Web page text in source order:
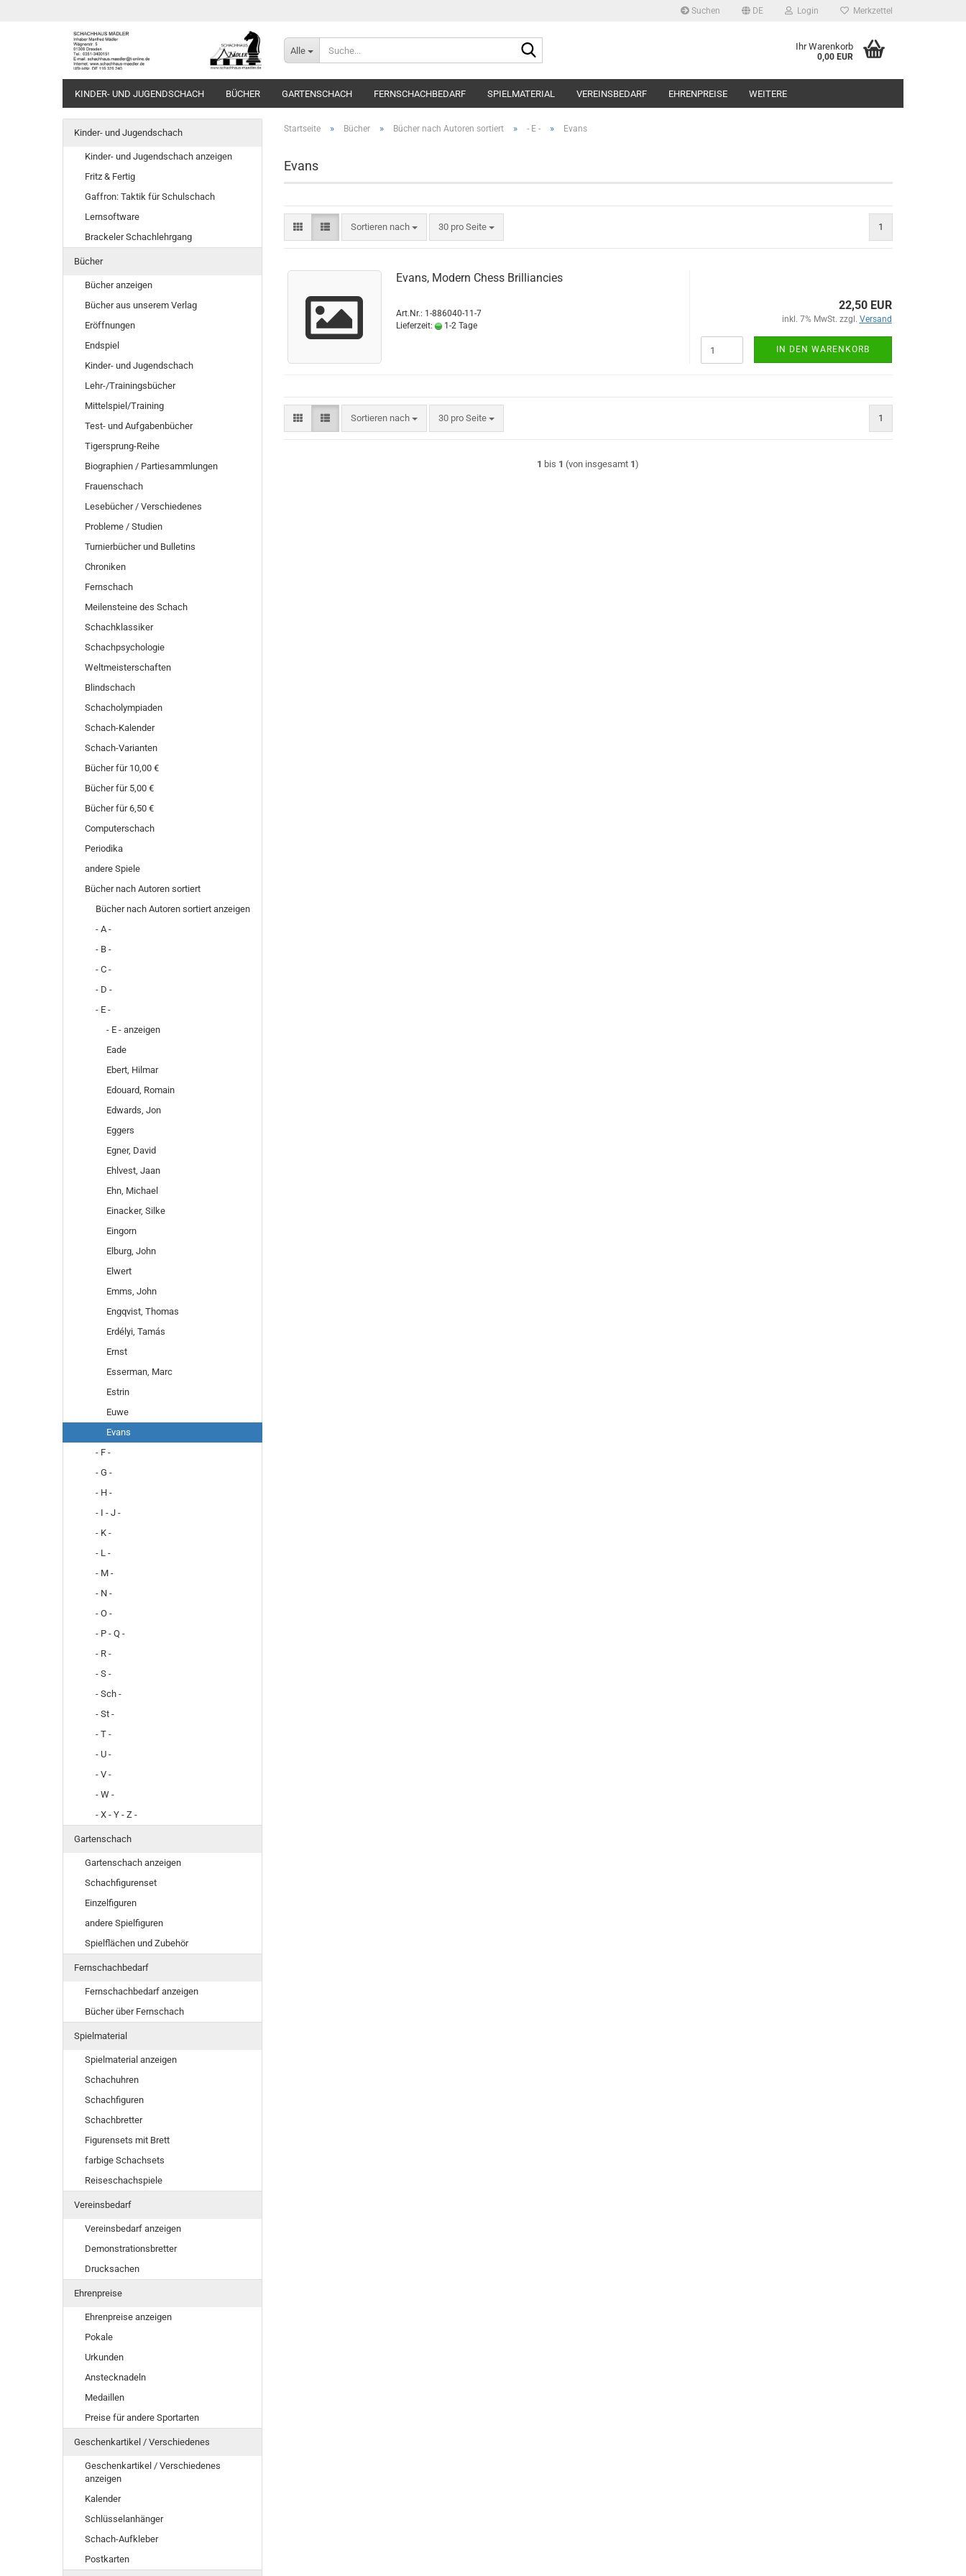
Suchen DE Login Merkzettel
Alle Ihr Warenkorb
0,00 EUR
KINDER- UND JUGENDSCHACH BÜCHER GARTENSCHACH FERNSCHACHBEDARF SPIELMATERIAL VEREINSBEDARF EHRENPREISE WEITERE
Startseite » Bücher » Bücher nach Autoren sortiert » - E - » Evans
Evans
Sortieren nach
Sortieren nach 30 pro Seite
pro Seite 1
Evans, Modern Chess Brilliancies
Art.Nr.: 1-886040-11-7
Lieferzeit:
1-2 Tage
22,50 EUR
inkl. 7% MwSt. zzgl. Versand
IN DEN WARENKORB
Sortieren nach
Sortieren nach 30 pro Seite
pro Seite 1
1 bis 1 (von insgesamt 1)
Kinder- und Jugendschach
Kinder- und Jugendschach anzeigen
Fritz & Fertig
Gaffron: Taktik für Schulschach
Lernsoftware
Brackeler Schachlehrgang
Bücher
Bücher anzeigen
Bücher aus unserem Verlag
Eröffnungen
Endspiel
Kinder- und Jugendschach
Lehr-/Trainingsbücher
Mittelspiel/Training
Test- und Aufgabenbücher
Tigersprung-Reihe
Biographien / Partiesammlungen
Frauenschach
Lesebücher / Verschiedenes
Probleme / Studien
Turnierbücher und Bulletins
Chroniken
Fernschach
Meilensteine des Schach
Schachklassiker
Schachpsychologie
Weltmeisterschaften
Blindschach
Schacholympiaden
Schach-Kalender
Schach-Varianten
Bücher für 10,00 €
Bücher für 5,00 €
Bücher für 6,50 €
Computerschach
Periodika
andere Spiele
Bücher nach Autoren sortiert
Bücher nach Autoren sortiert anzeigen
- A -
- B -
- C -
- D -
- E -
- E - anzeigen
Eade
Ebert, Hilmar
Edouard, Romain
Edwards, Jon
Eggers
Egner, David
Ehlvest, Jaan
Ehn, Michael
Einacker, Silke
Eingorn
Elburg, John
Elwert
Emms, John
Engqvist, Thomas
Erdélyi, Tamás
Ernst
Esserman, Marc
Estrin
Euwe
Evans
- F -
- G -
- H -
- I - J -
- K -
- L -
- M -
- N -
- O -
- P - Q -
- R -
- S -
- Sch -
- St -
- T -
- U -
- V -
- W -
- X - Y - Z -
Gartenschach
Gartenschach anzeigen
Schachfigurenset
Einzelfiguren
andere Spielfiguren
Spielflächen und Zubehör
Fernschachbedarf
Fernschachbedarf anzeigen
Bücher über Fernschach
Spielmaterial
Spielmaterial anzeigen
Schachuhren
Schachfiguren
Schachbretter
Figurensets mit Brett
farbige Schachsets
Reiseschachspiele
Vereinsbedarf
Vereinsbedarf anzeigen
Demonstrationsbretter
Drucksachen
Ehrenpreise
Ehrenpreise anzeigen
Pokale
Urkunden
Anstecknadeln
Medaillen
Preise für andere Sportarten
Geschenkartikel / Verschiedenes
Geschenkartikel / Verschiedenes
anzeigen
Kalender
Schlüsselanhänger
Schach-Aufkleber
Postkarten